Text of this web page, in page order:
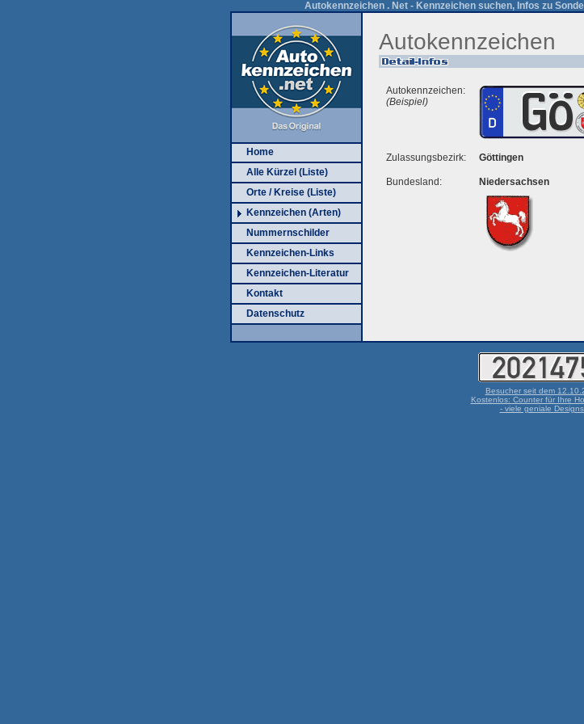
Autokennzeichen . Net - Kennzeichen suchen, Infos zu
Home
Alle Kürzel (Liste)
Orte / Kreise (Liste)
Kennzeichen (Arten)
Nummernschilder
Kennzeichen-Links
Kennzeichen-Literatur
Kontakt
Datenschutz
Autokennzeichen
Autokennzeichen:
(Beispiel)
Zulassungsbezirk: Göttingen
Bundesland: Niedersachsen
Besucher seit dem
Kostenlos: Counter für Ihre
- viele geniale